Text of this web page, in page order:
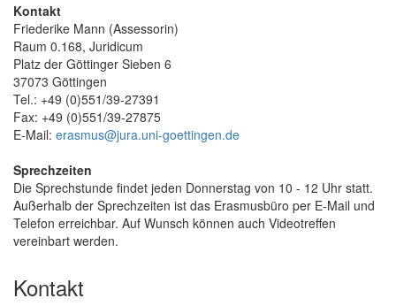
Kontakt
Friederike Mann (Assessorin)
Raum 0.168, Juridicum
Platz der Göttinger Sieben 6
37073 Göttingen
Tel.: +49 (0)551/39-27391
Fax: +49 (0)551/39-27875
E-Mail: erasmus@jura.uni-goettingen.de
Sprechzeiten
Die Sprechstunde findet jeden Donnerstag von 10 - 12 Uhr statt.
Außerhalb der Sprechzeiten ist das Erasmusbüro per E-Mail und
Telefon erreichbar. Auf Wunsch können auch Videotreffen
vereinbart werden.
Kontakt